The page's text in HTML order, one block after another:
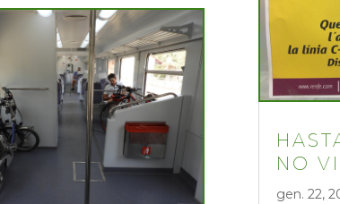
NO
gen. 22,